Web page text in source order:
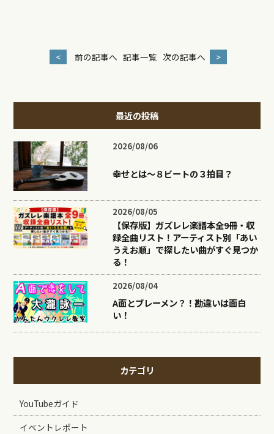
< 前の記事へ 記事一覧 次の記事へ >
最近の投稿
2026/08/06
幸せとは〜８ビートの３拍目？
2026/08/05
【保存版】ガズレレ楽譜本全9冊・収
録全曲リスト！アーティスト別「あい
うえお順」で探したい曲がすぐ見つか
る！
2026/08/04
A面とブレーメン？！勘違いは面白
い！
カテゴリ
YouTubeガイド
イベントレポート